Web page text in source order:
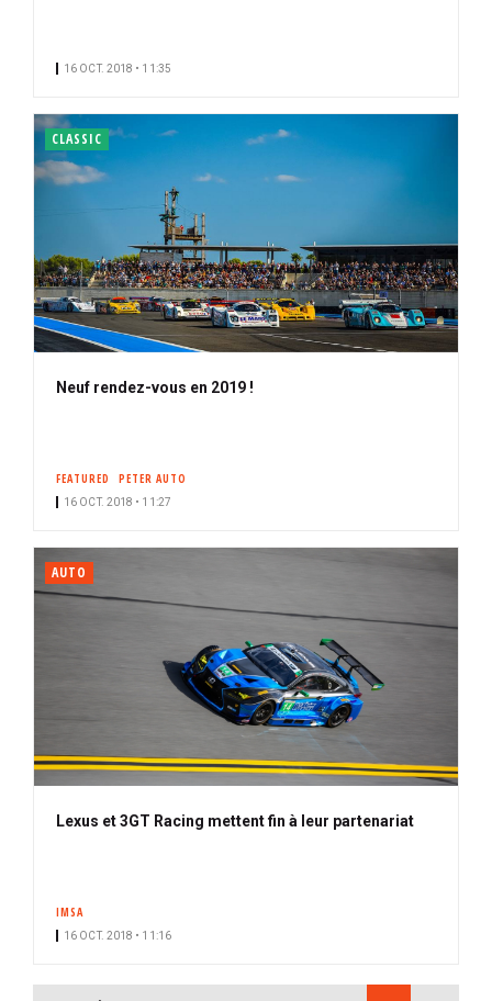
16 OCT. 2018 • 11:35
CLASSIC
Neuf rendez-vous en 2019 !
FEATURED PETER AUTO
16 OCT. 2018 • 11:27
AUTO
Lexus et 3GT Racing mettent fin à leur partenariat
IMSA
16 OCT. 2018 • 11:16